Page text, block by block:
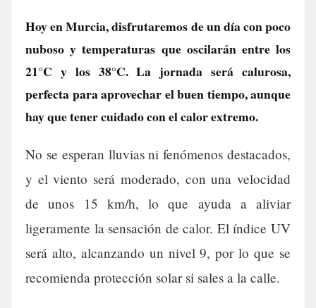
Hoy en Murcia, disfrutaremos de un día con poco
nuboso y temperaturas que oscilarán entre los
21°C y los 38°C. La jornada será calurosa,
perfecta para aprovechar el buen tiempo, aunque
hay que tener cuidado con el calor extremo.
No se esperan lluvias ni fenómenos destacados,
y el viento será moderado, con una velocidad
de unos 15 km/h, lo que ayuda a aliviar
ligeramente la sensación de calor. El índice UV
será alto, alcanzando un nivel 9, por lo que se
recomienda protección solar si sales a la calle.